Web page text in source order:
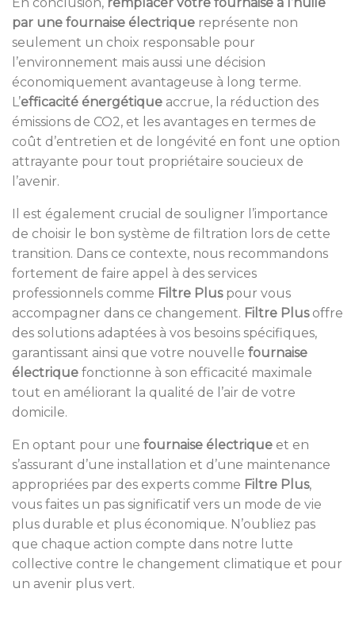
En conclusion, remplacer votre fournaise à l’huile
par une fournaise électrique représente non
seulement un choix responsable pour
l’environnement mais aussi une décision
économiquement avantageuse à long terme.
L’efficacité énergétique accrue, la réduction des
émissions de CO2, et les avantages en termes de
coût d’entretien et de longévité en font une option
attrayante pour tout propriétaire soucieux de
l’avenir.
Il est également crucial de souligner l’importance
de choisir le bon système de filtration lors de cette
transition. Dans ce contexte, nous recommandons
fortement de faire appel à des services
professionnels comme Filtre Pluspour vous
accompagner dans ce changement. Filtre Plusoffre
des solutions adaptées à vos besoins spécifiques,
garantissant ainsi que votre nouvelle fournaise
électrique fonctionne à son efficacité maximale
tout en améliorant la qualité de l’air de votre
domicile.
En optant pour une fournaise électrique et en
s’assurant d’une installation et d’une maintenance
appropriées par des experts comme Filtre Plus,
vous faites un pas significatif vers un mode de vie
plus durable et plus économique. N’oubliez pas
que chaque action compte dans notre lutte
collective contre le changement climatique et pour
un avenir plus vert.